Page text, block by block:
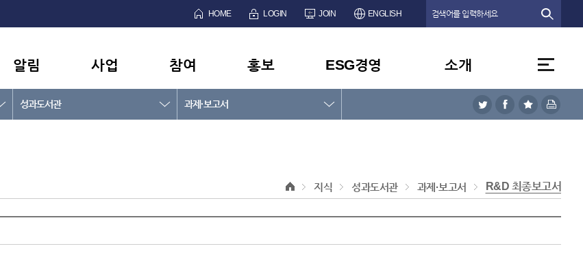
HOME LOGIN JOIN ENGLISH
알림 사업 참여 홍보 ESG경영 소개
성과도서관 과제·보고서
지식 성과도서관 과제·보고서 R&D 최종보고서